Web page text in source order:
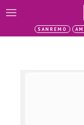
SANREMO